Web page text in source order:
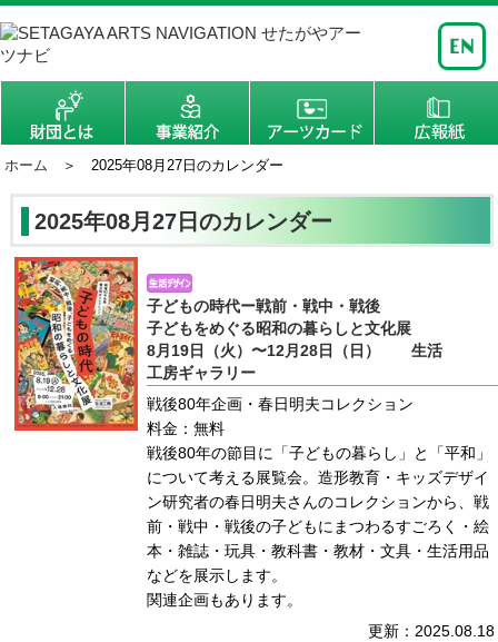
ホーム ＞ 2025年08月27日のカレンダー
2025年08月27日のカレンダー
子どもの時代ー戦前・戦中・戦後
子どもをめぐる昭和の暮らしと文化展
8月19日（火）〜12月28日（日） 生活
工房ギャラリー
戦後80年企画・春日明夫コレクション
料金：無料
戦後80年の節目に「子どもの暮らし」と「平和」
について考える展覧会。造形教育・キッズデザイ
ン研究者の春日明夫さんのコレクションから、戦
前・戦中・戦後の子どもにまつわるすごろく・絵
本・雑誌・玩具・教科書・教材・文具・生活用品
などを展示します。
関連企画もあります。
更新：2025.08.18